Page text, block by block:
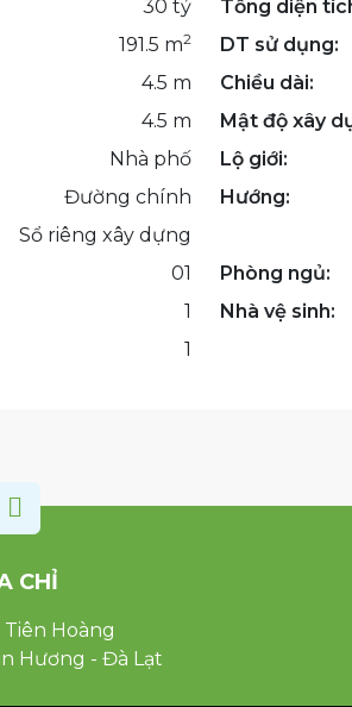
30 tỷ Tổng diện
191.5 m2 DT sử dụng:
4.5 m Chiều dài:
4.5 m Mật độ xây
Nhà phố Lộ giới:
Đường chính Hướng:
Sổ riêng xây dựng
01 Phòng ngủ:
1 Nhà vệ sinh:
1

CHỈ
Hoàng
Hương - Đà Lạt